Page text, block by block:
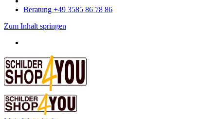
Bera­tung +49 3585 86 78 86
Zum Inhalt springen